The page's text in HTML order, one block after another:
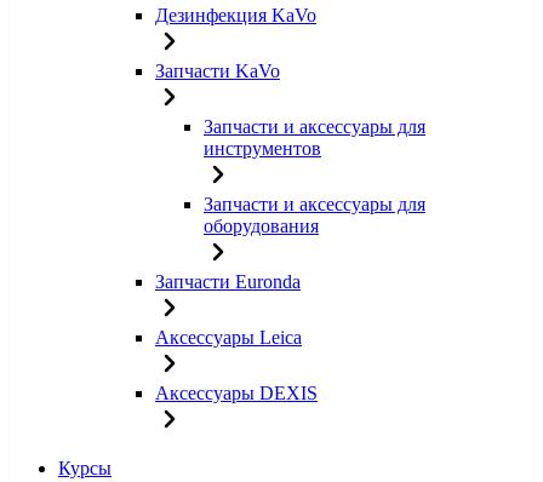
Дезинфекция KaVo
Запчасти KaVo
Запчасти и аксессуары для
инструментов
Запчасти и аксессуары для
оборудования
Запчасти Euronda
Аксессуары Leica
Аксессуары DEXIS
Курсы